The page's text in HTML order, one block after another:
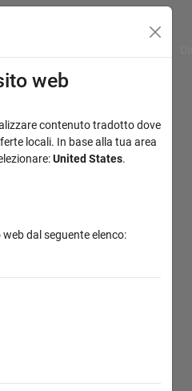
of
dummy-
web
contenuto tradotto dove
locali. In base alla tua area
United States.
dal seguente elenco: